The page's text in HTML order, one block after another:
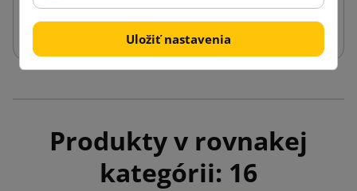
Vložiť do košíka
Produkty v rovnakej
kategórii: 16
Uložiť nastavenia